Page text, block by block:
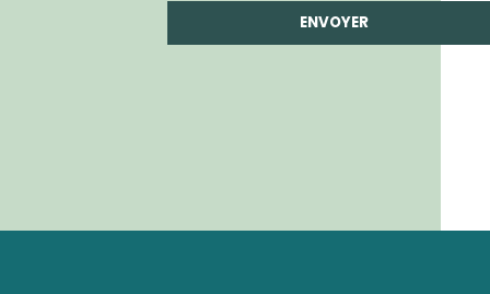
NOS ACTIONS ÉTHIQUES
PRÉSENCE INTERNATIONALE